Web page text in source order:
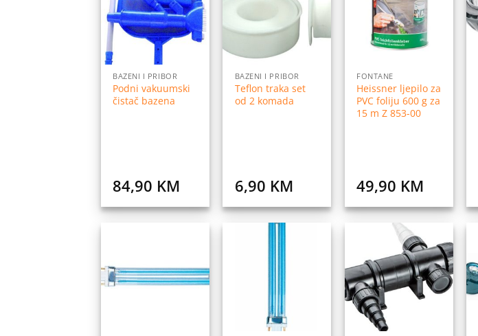
na
listu
želja
BAZENI I PRIBOR
Podni vakuumski
čistač bazena
84,90 KM
listu
želja
BAZENI I PRIBOR
Teflon traka set
od 2 komada
6,90 KM
listu
želja
FONTANE
Heissner ljepilo za
PVC foliju 600 g za
15 m Z 853-00
49,90 KM
na
listu
želja
Dodaj
na
listu
želja